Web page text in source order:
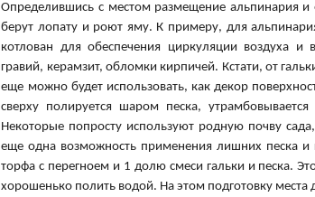
Определившись с местом размещение альпинария
берут лопату и роют яму. К примеру, для
котлован для обеспечения циркуляции воздуха и
гравий, керамзит, обломки кирпичей. Кстати, от
еще можно будет использовать, как декор
сверху полируется шаром песка,
Некоторые попросту используют родную почву
еще одна возможность применения лишних песка
торфа с перегноем и 1 долю смеси гальки и песка.
хорошенько полить водой. На этом подготовку